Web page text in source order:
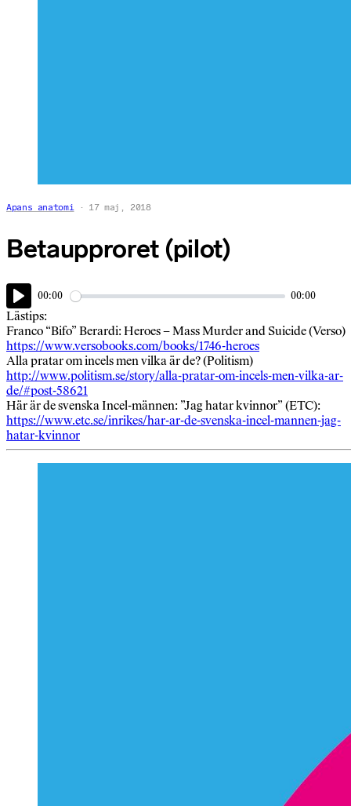
Apans anatomi 17 maj, 2018
Betaupproret (pilot)
Play
00:00 00:00
Lästips:
Franco “Bifo” Berardi: Heroes – Mass Murder and Suicide (Verso)
https://www.versobooks.com/books/1746-heroes
Alla pratar om incels men vilka är de? (Politism)
http://www.politism.se/story/alla-pratar-om-incels-men-vilka-ar-
de/#post-58621
Här är de svenska Incel-männen: ”Jag hatar kvinnor” (ETC):
https://www.etc.se/inrikes/har-ar-de-svenska-incel-mannen-jag-
hatar-kvinnor